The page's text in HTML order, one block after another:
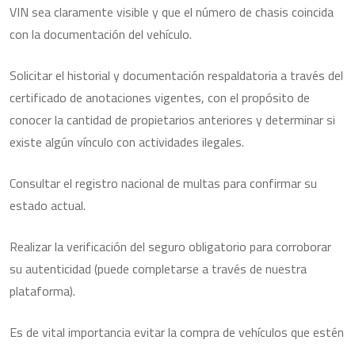
VIN sea claramente visible y que el número de chasis coincida
con la documentación del vehículo.
Solicitar el historial y documentación respaldatoria a través del
certificado de anotaciones vigentes, con el propósito de
conocer la cantidad de propietarios anteriores y determinar si
existe algún vínculo con actividades ilegales.
Consultar el registro nacional de multas para confirmar su
estado actual.
Realizar la verificación del seguro obligatorio para corroborar
su autenticidad (puede completarse a través de nuestra
plataforma).
Es de vital importancia evitar la compra de vehículos que estén